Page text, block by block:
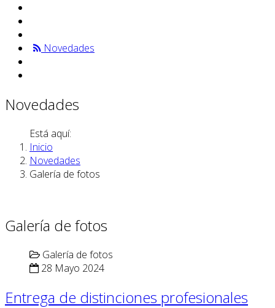
Novedades
Novedades
Está aquí:
Inicio
Novedades
Galería de fotos
Galería de fotos
Galería de fotos
28 Mayo 2024
Entrega de distinciones profesionales